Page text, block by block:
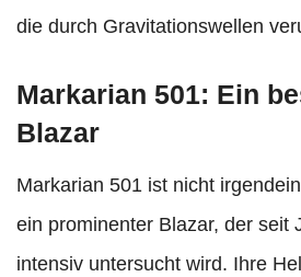
die durch Gravitationswellen
Markarian 501: Ein
Blazar
Markarian 501 ist nicht
ein prominenter Blazar, der seit
intensiv untersucht wird. Ihre